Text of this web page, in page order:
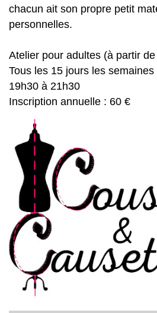
chacun ait son propre petit
personnelles.
Atelier pour adultes (à partir
Tous les 15 jours les
19h30 à 21h30
Inscription annuelle : 60 €